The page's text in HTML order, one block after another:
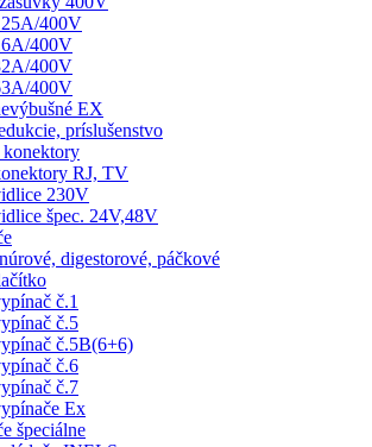
400V
400V
400V
400V
EX
príslušenstvo
RJ, TV
230V
špec. 24V,48V
digestorové, páčkové
č.1
č.5
č.5B(6+6)
č.6
č.7
Ex
špeciálne